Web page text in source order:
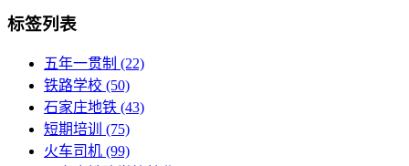
标签列表
五年一贯制 (22)
铁路学校 (50)
石家庄地铁 (43)
短期培训
(75)
火车司机 (99)